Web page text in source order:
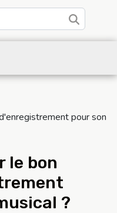
pour son
le bon
?